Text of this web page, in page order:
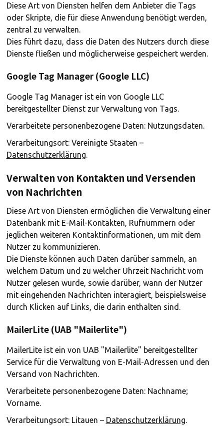
Diese Art von Diensten helfen dem Anbieter die Tags
oder Skripte, die für diese Anwendung benötigt werden,
zentral zu verwalten.
Dies führt dazu, dass die Daten des Nutzers durch diese
Dienste fließen und möglicherweise gespeichert werden.
Google Tag Manager (Google LLC)
Google Tag Manager ist ein von Google LLC
bereitgestellter Dienst zur Verwaltung von Tags.
Verarbeitete personenbezogene Daten: Nutzungsdaten.
Verarbeitungsort: Vereinigte Staaten –
Datenschutzerklärung
Verwalten von Kontakten und Versenden
von Nachrichten
Diese Art von Diensten ermöglichen die Verwaltung einer
Datenbank mit E-Mail-Kontakten, Rufnummern oder
jeglichen weiteren Kontaktinformationen, um mit dem
Nutzer zu kommunizieren.
Die Dienste können auch Daten darüber sammeln, an
welchem Datum und zu welcher Uhrzeit Nachricht vom
Nutzer gelesen wurde, sowie darüber, wann der Nutzer
mit eingehenden Nachrichten interagiert, beispielsweise
durch Klicken auf Links, die darin enthalten sind.
MailerLite (UAB "Mailerlite")
MailerLite ist ein von UAB "Mailerlite" bereitgestellter
Service für die Verwaltung von E-Mail-Adressen und den
Versand von Nachrichten.
Verarbeitete personenbezogene Daten: Nachname;
Vorname.
Verarbeitungsort: Litauen – Datenschutzerklärung